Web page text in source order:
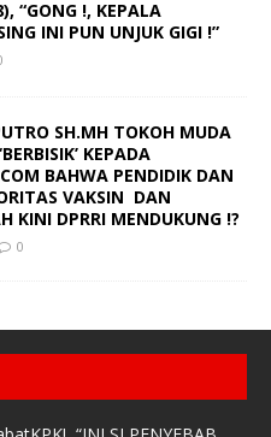
“GONG !, KEPALA
INI PUN UNJUK GIGI !”
SH.MH TOKOH MUDA
KEPADA
BAHWA PENDIDIK DAN
VAKSIN DAN
KINI DPRRI MENDUKUNG !?
0